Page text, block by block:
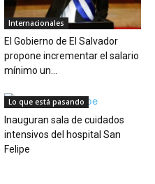
Internacionales
El Gobierno de El Salvador
propone incrementar el salario
mínimo un...
Lo que está pasando
Inauguran sala de cuidados
intensivos del hospital San
Felipe